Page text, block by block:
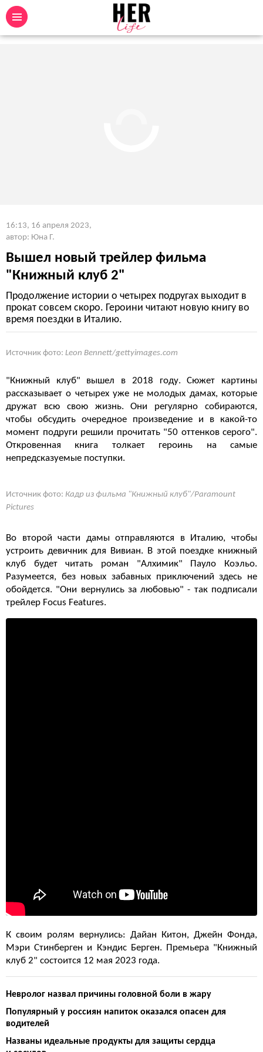
16:13, 16 апреля 2023,
автор: Юна Г.
Вышел новый трейлер фильма
"Книжный клуб 2"
Продолжение истории о четырех подругах выходит в
прокат совсем скоро. Героини читают новую книгу во
время поездки в Италию.
Источник фото: Leon Bennett/gettyimages.com
"Книжный клуб" вышел в 2018 году. Сюжет картины
рассказывает о четырех уже не молодых дамах, которые
дружат всю свою жизнь. Они регулярно собираются,
чтобы обсудить очередное произведение и в какой-то
момент подруги решили прочитать "50 оттенков серого".
Откровенная книга толкает героинь на самые
непредсказуемые поступки.
Источник фото: Кадр из фильма "Книжный клуб"/Paramount
Pictures
Во второй части дамы отправляются в Италию, чтобы
устроить девичник для Вивиан. В этой поездке книжный
клуб будет читать роман "Алхимик" Пауло Коэльо.
Разумеется, без новых забавных приключений здесь не
обойдется. "Они вернулись за любовью" - так подписали
трейлер Focus Features.
К своим ролям вернулись: Дайан Китон, Джейн Фонда,
Мэри Стинберген и Кэндис Берген. Премьера "Книжный
клуб 2" состоится 12 мая 2023 года.
Невролог назвал причины головной боли в жару
Популярный у россиян напиток оказался опасен для
водителей
Названы идеальные продукты для защиты сердца